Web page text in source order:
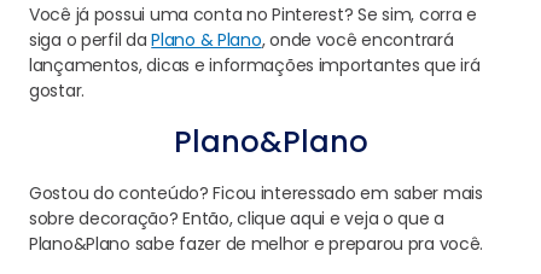
Você já possui uma conta no Pinterest? Se sim, corra e
siga o perfil da Plano & Plano, onde você encontrará
lançamentos, dicas e informações importantes que irá
gostar.
Plano&Plano
Gostou do conteúdo? Ficou interessado em saber mais
sobre decoração? Então, clique aqui e veja o que a
Plano&Plano sabe fazer de melhor e preparou pra você.